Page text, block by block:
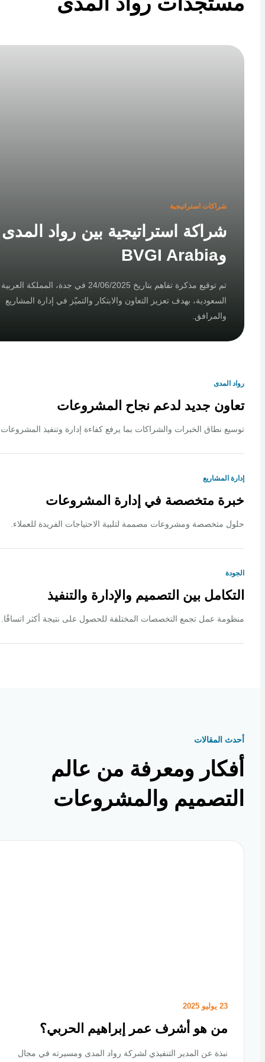
شراكات استراتيجية
شراكة استراتيجية بين رواد المدى
تم توقيع مذكرة تفاهم بتاريخ 24/06/2025 في جدة، المملكة العربية
السعودية، بهدف تعزيز التعاون والابتكار والتميّز في إدارة المشاريع
جديد لدعم نجاح المشروعات
نطاق الخبرات والشراكات بما يرفع كفاءة إدارة وتنفيذ المشروعات.
المشاريع
متخصصة في إدارة المشروعات
متخصصة ومشروعات مصممة لتلبية الاحتياجات الفريدة للعملاء.
بين التصميم والإدارة والتنفيذ
عمل تجمع التخصصات المختلفة للحصول على نتيجة أكثر اتساقًا.
المقالات
ومعرفة من عالم
والمشروعات
من هو أشرف عمر إبراهيم الحربي؟
نبذة عن المدير التنفيذي لشركة رواد المدى ومسيرته في مجال